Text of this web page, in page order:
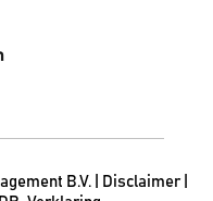
B.V. | Disclaimer|